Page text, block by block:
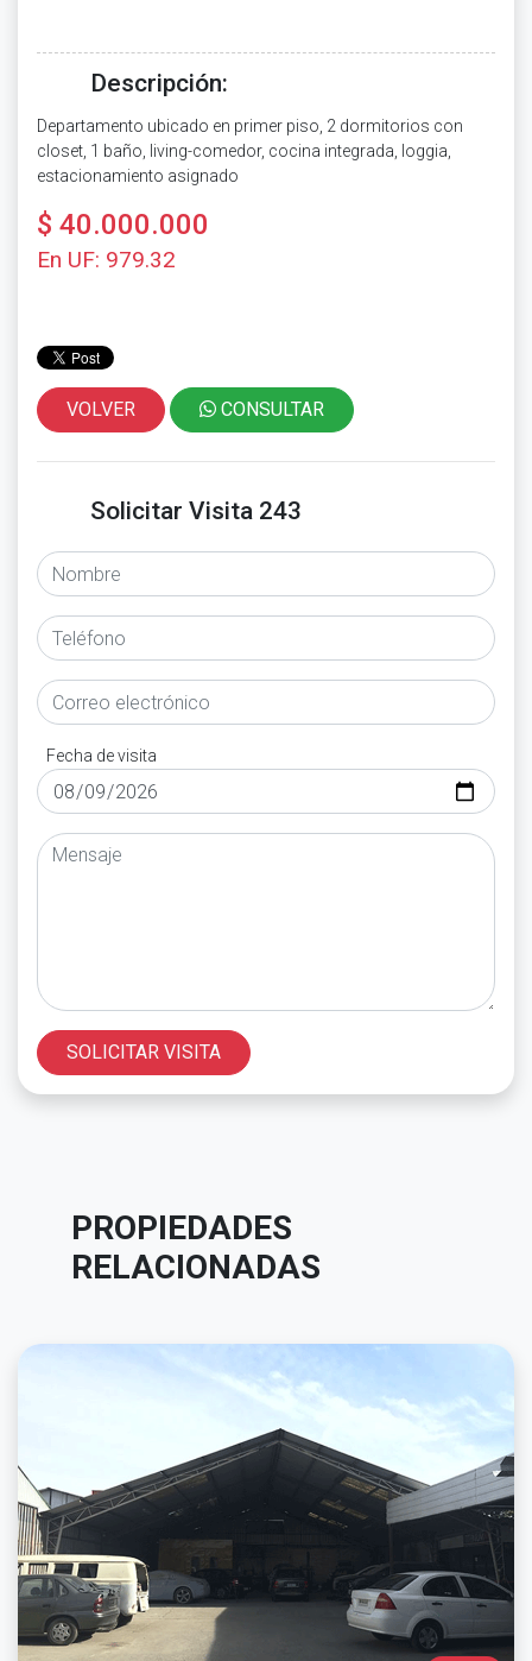
Descripción:
Departamento ubicado en primer piso, 2 dormitorios con
closet, 1 baño, living-comedor, cocina integrada, loggia,
estacionamiento asignado
$ 40.000.000
En UF: 979.32
VOLVER CONSULTAR
Solicitar Visita 243
Fecha de visita
SOLICITAR VISITA
PROPIEDADES
RELACIONADAS